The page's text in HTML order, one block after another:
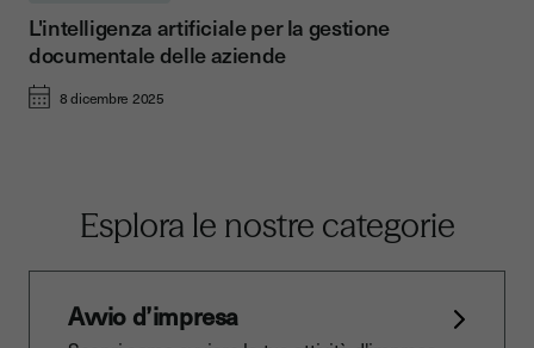
L'intelligenza artificiale per la gestione
documentale delle aziende
8 dicembre 2025
Esplora le nostre categorie
Avvio d’impresa